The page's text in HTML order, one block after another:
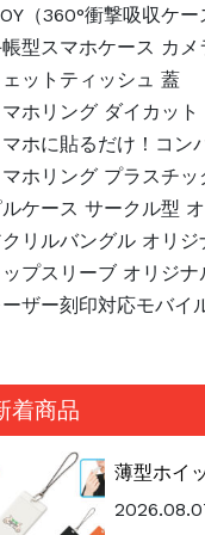
（360°衝撃吸収ケー
型スマホケース カ
ットティッシュ 蓋
ホリング ダイカッ
ホに貼るだけ！コン
ホリング プラスチ
ケース サークル型
リルバングル オリジ
プスリーブ オリジナ
ザー刻印対応モバイ
着商品
薄型ホイ